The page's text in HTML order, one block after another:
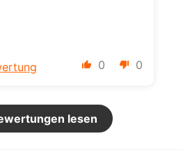
0 0
lesen